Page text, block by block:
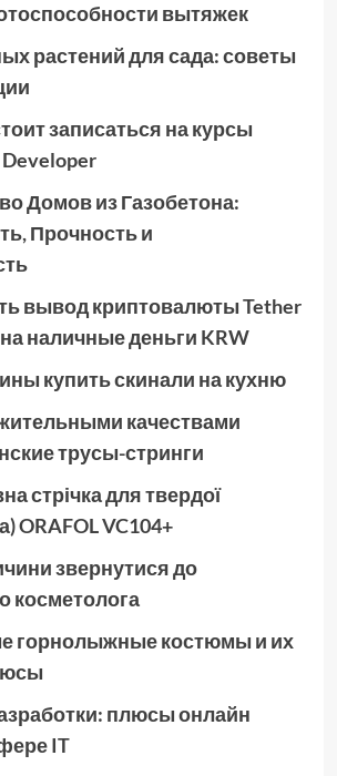
вытяжек
растений для сада: советы
записаться на курсы
Developer
Домов из Газобетона:
Прочность и
вывод криптовалюты Tether
на наличные деньги KRW
купить скинали на кухню
качествами
трусы-стринги
стрічка для твердої
ORAFOL VC104+
звернутися до
косметолога
горнолыжные костюмы и их
плюсы онлайн
IT